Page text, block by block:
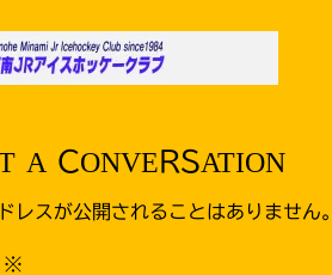
A CONVERSATION
レスが公開されることはありません。
※